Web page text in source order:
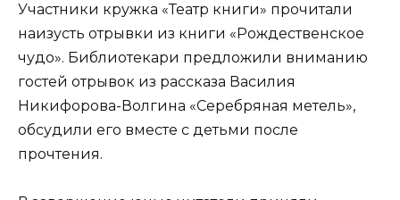
Участники кружка «Театр книги» прочитали
наизусть отрывки из книги «Рождественское
чудо». Библиотекари предложили вниманию
гостей отрывок из рассказа Василия
Никифорова-Волгина «Серебряная метель»,
обсудили его вместе с детьми после
прочтения.